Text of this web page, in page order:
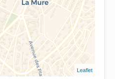
Leaflet